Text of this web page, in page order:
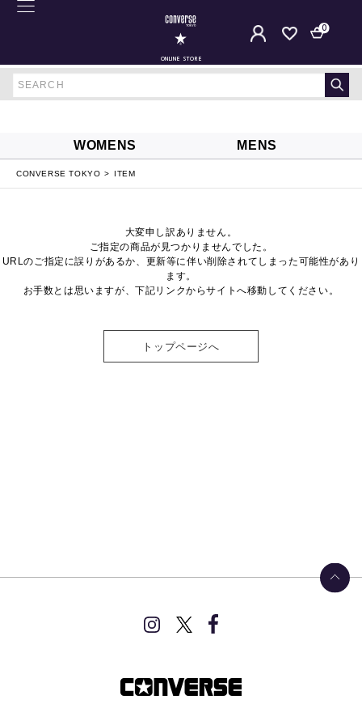
ONLINE STORE
0
WOMENS MENS
CONVERSE TOKYO ITEM
大変申し訳ありません。
ご指定の商品が見つかりませんでした。
URLのご指定に誤りがあるか、更新等に伴い削除されてしまった可能性があり
ます。
お手数とは思いますが、下記リンクからサイトへ移動してください。
トップページへ